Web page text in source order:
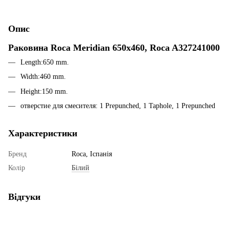
Опис
Раковина Roca Meridian 650х460, Roca A327241000
Length:650 mm.
Width:460 mm.
Height:150 mm.
отверстие для смесителя: 1 Prepunched, 1 Taphole, 1 Prepunched
Характеристики
Бренд
Roca, Іспанія
Колір
Білий
Відгуки